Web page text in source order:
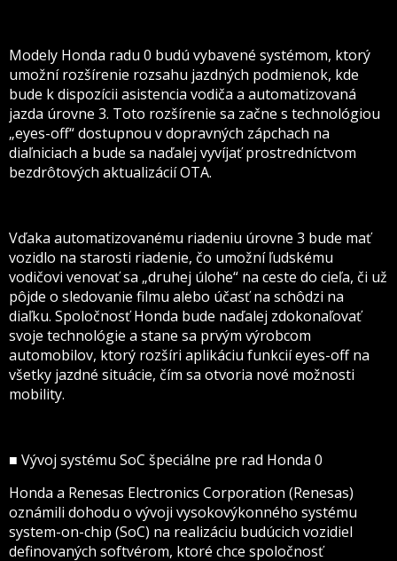
Modely Honda radu 0 budú vybavené systémom, ktorý
umožní rozšírenie rozsahu jazdných podmienok, kde
bude k dispozícii asistencia vodiča a automatizovaná
jazda úrovne 3. Toto rozšírenie sa začne s technológiou
„eyes-off“ dostupnou v dopravných zápchach na
diaľniciach a bude sa naďalej vyvíjať prostredníctvom
bezdrôtových aktualizácií OTA.
Vďaka automatizovanému riadeniu úrovne 3 bude mať
vozidlo na starosti riadenie, čo umožní ľudskému
vodičovi venovať sa „druhej úlohe“ na ceste do cieľa, či už
pôjde o sledovanie filmu alebo účasť na schôdzi na
diaľku. Spoločnosť Honda bude naďalej zdokonaľovať
svoje technológie a stane sa prvým výrobcom
automobilov, ktorý rozšíri aplikáciu funkcií eyes-off na
všetky jazdné situácie, čím sa otvoria nové možnosti
mobility.
■ Vývoj systému SoC špeciálne pre rad Honda 0
Honda a Renesas Electronics Corporation (Renesas)
oznámili dohodu o vývoji vysokovýkonného systému
system-on-chip (SoC) na realizáciu budúcich vozidiel
definovaných softvérom, ktoré chce spoločnosť